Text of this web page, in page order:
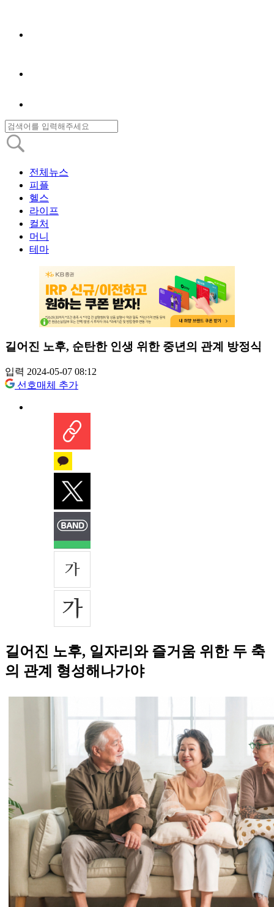
전체뉴스
피플
헬스
라이프
컬처
머니
테마
길어진 노후, 순탄한 인생 위한 중년의 관계 방정식
입력 2024-05-07 08:12
선호매체 추가
길어진 노후, 일자리와 즐거움 위한 두 축
의 관계 형성해나가야